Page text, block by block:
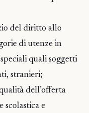
del diritto allo
di utenze in
quali soggetti
stranieri;
dell’offerta
scolastica e